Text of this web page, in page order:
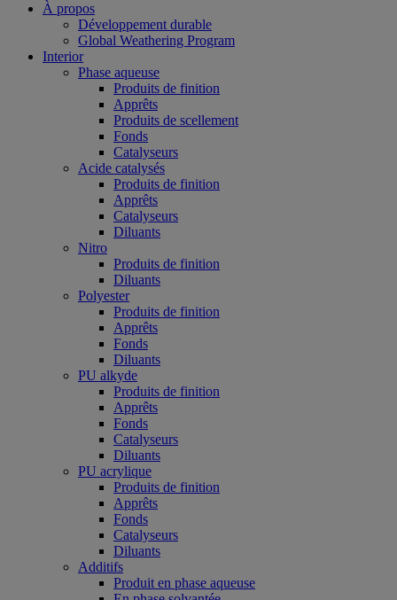
À propos
Développement durable
Global Weathering Program
Interior
Phase aqueuse
Produits de finition
Apprêts
Produits de scellement
Fonds
Catalyseurs
Acide catalysés
Produits de finition
Apprêts
Catalyseurs
Diluants
Nitro
Produits de finition
Diluants
Polyester
Produits de finition
Apprêts
Fonds
Diluants
PU alkyde
Produits de finition
Apprêts
Fonds
Catalyseurs
Diluants
PU acrylique
Produits de finition
Apprêts
Fonds
Catalyseurs
Diluants
Additifs
Produit en phase aqueuse